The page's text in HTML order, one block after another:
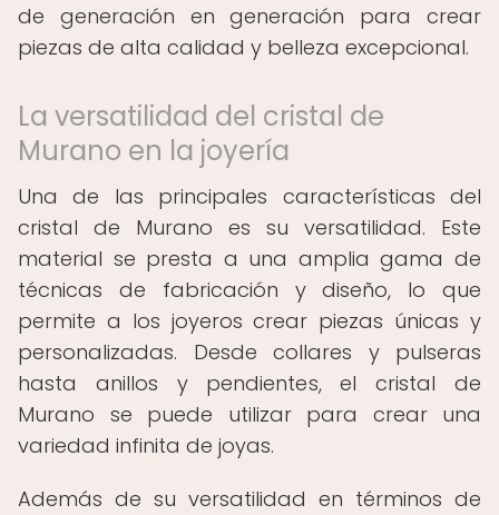
de generación en generación para crear
piezas de alta calidad y belleza excepcional.
La versatilidad del cristal de
Murano en la joyería
Una de las principales características del
cristal de Murano es su versatilidad. Este
material se presta a una amplia gama de
técnicas de fabricación y diseño, lo que
permite a los joyeros crear piezas únicas y
personalizadas. Desde collares y pulseras
hasta anillos y pendientes, el cristal de
Murano se puede utilizar para crear una
variedad infinita de joyas.
Además de su versatilidad en términos de